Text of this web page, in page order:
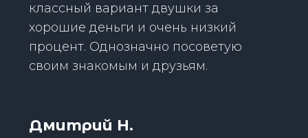
классный вариант двушки за
хорошие деньги и очень низкий
процент. Однозначно посоветую
своим знакомым и друзьям.
Дмитрий Н.